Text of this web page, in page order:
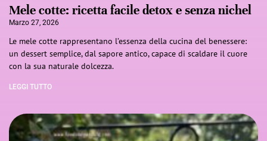
Mele cotte: ricetta facile detox e senza nichel
Marzo 27, 2026
Le mele cotte rappresentano l’essenza della cucina del benessere:
un dessert semplice, dal sapore antico, capace di scaldare il cuore
con la sua naturale dolcezza.
LEGGI TUTTO